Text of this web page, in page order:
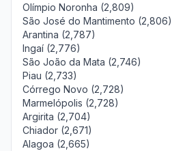
Olímpio Noronha (2,809)
São José do Mantimento (2,806)
Arantina (2,787)
Ingaí (2,776)
São João da Mata (2,746)
Piau (2,733)
Córrego Novo (2,728)
Marmelópolis (2,728)
Argirita (2,704)
Chiador (2,671)
Alagoa (2,665)